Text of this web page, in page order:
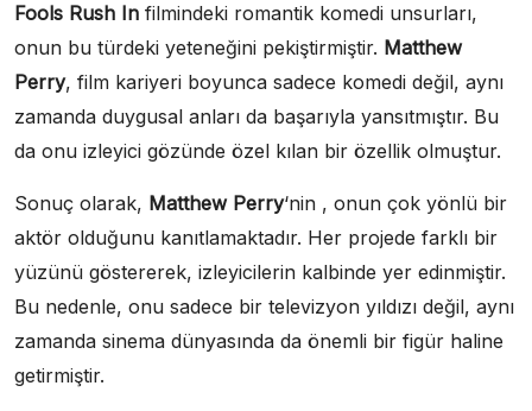
Fools Rush In filmindeki romantik komedi unsurları,
onun bu türdeki yeteneğini pekiştirmiştir. Matthew
Perry, film kariyeri boyunca sadece komedi değil, aynı
zamanda duygusal anları da başarıyla yansıtmıştır. Bu
da onu izleyici gözünde özel kılan bir özellik olmuştur.
Sonuç olarak, Matthew Perry‘nin , onun çok yönlü bir
aktör olduğunu kanıtlamaktadır. Her projede farklı bir
yüzünü göstererek, izleyicilerin kalbinde yer edinmiştir.
Bu nedenle, onu sadece bir televizyon yıldızı değil, aynı
zamanda sinema dünyasında da önemli bir figür haline
getirmiştir.